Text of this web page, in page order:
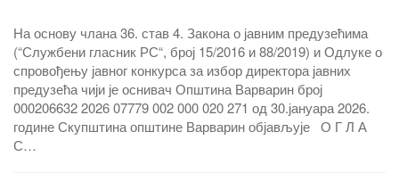
На основу члана 36. став 4. Закона о јавним предузећима
(“Службени гласник РС“, број 15/2016 и 88/2019) и Одлуке о
спровођењу јавног конкурса за избор директора јавних
предузећа чији је оснивач Општина Варварин број
000206632 2026 07779 002 000 020 271 од 30.јануара 2026.
године Скупштина општине Варварин објављује О Г Л А
С…